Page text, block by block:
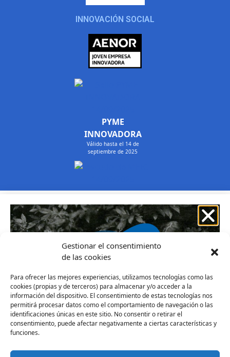
Gestionar el consentimiento
de las cookies
Para ofrecer las mejores experiencias, utilizamos tecnologías como las
cookies (propias y de terceros) para almacenar y/o acceder a la
información del dispositivo. El consentimiento de estas tecnologías nos
permitirá procesar datos como el comportamiento de navegación o las
identificaciones únicas en este sitio. No consentir o retirar el
consentimiento, puede afectar negativamente a ciertas características y
funciones.
INNOVACIÓN SOCIAL
PYME
INNOVADORA
Válido hasta el 14 de
septiembre de 2025
COPYRIGHT © 2021 Envita Digital Solutions
Política de Cookies
Descarga gratis:
Taller - Los mejores recuerdos de mi infancia